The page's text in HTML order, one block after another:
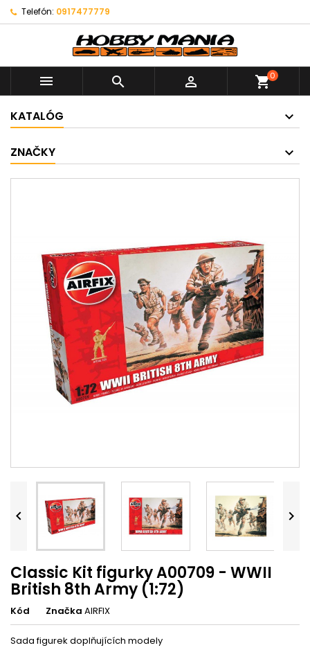
Telefón: 0917477779
   shopping_cart0
KATALÓG
ZNAČKY
 
Classic Kit figurky A00709 - WWII
British 8th Army (1:72)
Kód Značka AIRFIX
Sada figurek doplňujících modely